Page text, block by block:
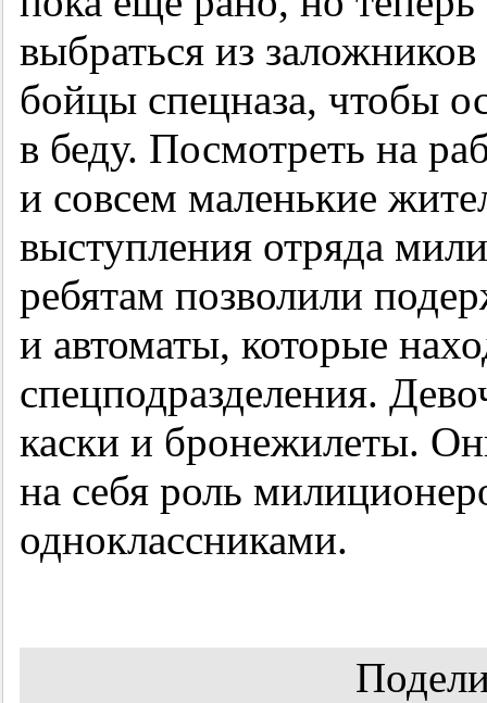
выбраться из
бойцы спецназа, чтобы
в беду. Посмотреть на
и совсем маленькие
выступления отряда
ребятам позволили
и автоматы, которые
спецподразделения.
каски и бронежилеты.
на себя роль
одноклассниками.